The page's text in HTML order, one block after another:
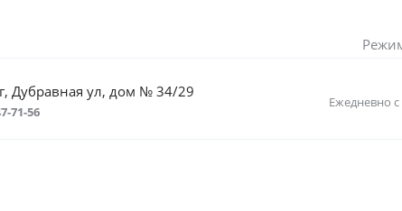
Дубравная ул, дом № 34/29
71-56
Ежедневно с